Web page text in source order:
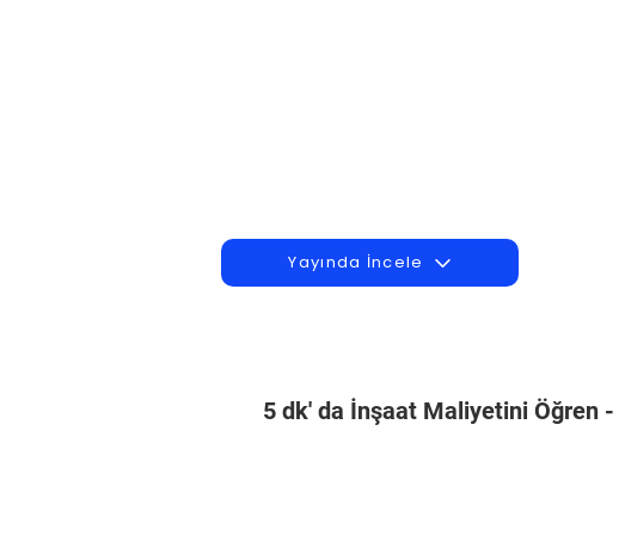
Yayında İncele
5 dk' da İnşaat Maliyetini Öğren -